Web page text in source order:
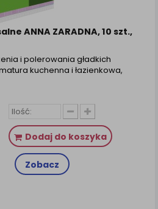
ANNA ZARADNA, 10 szt.,
i polerowania gładkich
kuchenna i łazienkowa,
Dodaj do koszyka
Zobacz